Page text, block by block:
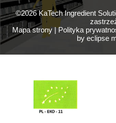
©2026 KaTech Ingredient
Mapa strony|Polityka
by eclipse